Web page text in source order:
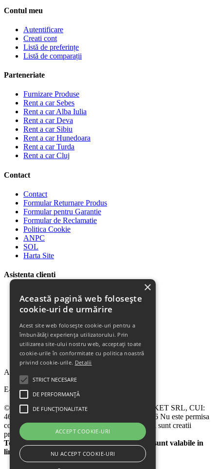
Contul meu
Autentificare
Creati cont
Listă de preferințe
Listă de comparații
Parteneriate
Furnizare Produse
Rent a car Sebes
Rent a car Alba Iulia
Rent a car Deva
Rent a car Sibiu
Rent a car Hunedoara
Rent a car Turda
Rent a car Cluj
Contact
Contact
Formular Returnare Produs
Formular pentru Garantie
Formular de Reclamatie
Politica Cookie
ANPC
SOL
Harta Site
Asistenta clienti
Plata Produselor
Livrarea Produselor
Politica de Retur
Descarca Garantia
Urmareste Comanda
Termeni Garantie
Termeni si Conditii
Abonare la newsletter
E-mail
© 2024 - 2026 eChilipir.ro - SIRIUS TOP MARKET SRL, CUI:
46952581, Reg. Com.: Call Center: 0726 676 676 Nu este permisa
copierea sitului eChilipir.ro - Unele poze si softuri sunt creatii
proprii.
Toate preturile sunt exprimate in lei. Ofertele sunt valabile in
limita stocului disponibil
Această pagină web folosește
cookie-uri de urmărire
Acest site web folosește cookie-uri pentru a
îmbunătăți experiența utilizatorului. Prin
utilizarea site-ului nostru web, acceptați toate
cookie-urile în conformitate cu politica noastră
privind cookie-urile. Detalii
STRICT NECESARE
DE PERFORMANȚĂ
DE FUNCȚIONALITATE
ACCEPT COOKIE-URI
NU ACCEPT COOKIE-URI
×